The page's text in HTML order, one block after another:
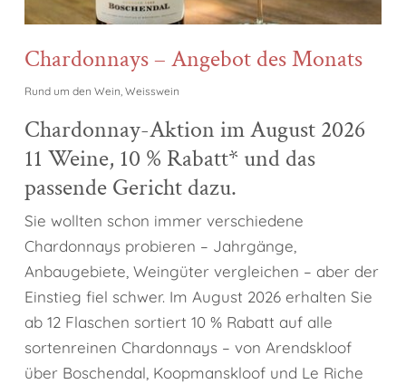
Chardonnays – Angebot des Monats
Rund um den Wein, Weisswein
Chardonnay-Aktion im August 2026
11 Weine, 10 % Rabatt* und das
passende Gericht dazu.
Sie wollten schon immer verschiedene
Chardonnays probieren – Jahrgänge,
Anbaugebiete, Weingüter vergleichen – aber der
Einstieg fiel schwer. Im August 2026 erhalten Sie
ab 12 Flaschen sortiert 10 % Rabatt auf alle
sortenreinen Chardonnays – von Arendskloof
über Boschendal, Koopmanskloof und Le Riche